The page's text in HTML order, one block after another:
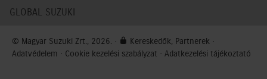
GLOBAL SUZUKI
© Magyar Suzuki Zrt., 2026. · Kereskedők, Partnerek ·
Adatvédelem · Cookie kezelési szabályzat · Adatkezelési tájékoztató